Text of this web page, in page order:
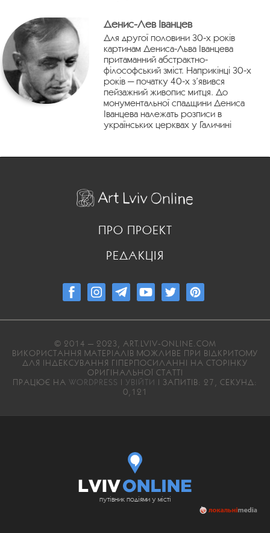
Денис-Лев Іванцев
Для другої половини 30-х років
картинам Дениса-Льва Іванцева
притаманний абстрактно-
філософський зміст. Наприкінці 30-х
років — початку 40-х з’явився
пейзажний живопис митця. До
монументальної спадщини Дениса
Іванцева належать розписи в
українських церквах у Галичині
ПРО ПРОЕКТ
РЕДАКЦІЯ
© 2014 — 2023, ART.LVIV-ONLINE.COM
ВИКОРИСТАННЯ МАТЕРІАЛІВ МОЖЛИВЕ ПРИ ВІДКРИТОМУ
ДЛЯ ІНДЕКСУВАННЯ ГІПЕРПОСИЛАННІ НА СТОРІНКУ
ОРИГІНАЛЬНОЇ СТАТТІ
ПРАЦЮЄ НА WORDPRESS | УВІЙТИ | ЗАПИТІВ: 27, СЕКУНД:
0,121
путівник подіями у місті